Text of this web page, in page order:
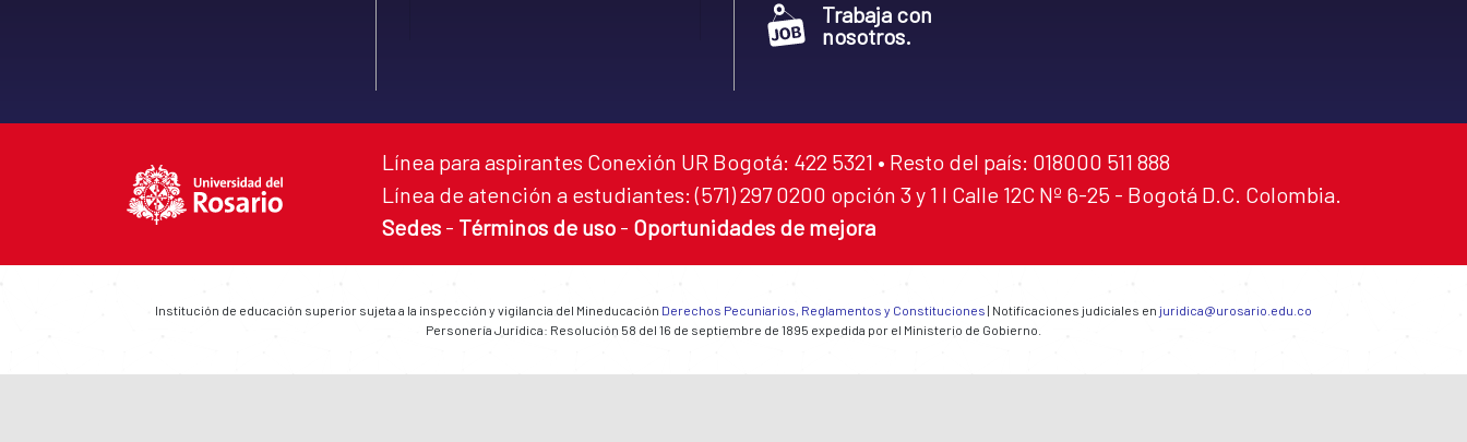
Trabaja con
nosotros.
Línea para aspirantes Conexión UR Bogotá: 422 5321 • Resto del país: 018000 511 888
Línea de atención a estudiantes: (571) 297 0200 opción 3 y 1 I Calle 12C Nº 6-25 - Bogotá D.C. Colombia.
Sedes - Términos de uso - Oportunidades de mejora
Institución de educación superior sujeta a la inspección y vigilancia del Mineducación Derechos Pecuniarios, Reglamentos y Constituciones | Notificaciones judiciales en juridica@urosario.edu.co
Personería Jurídica: Resolución 58 del 16 de septiembre de 1895 expedida por el Ministerio de Gobierno.